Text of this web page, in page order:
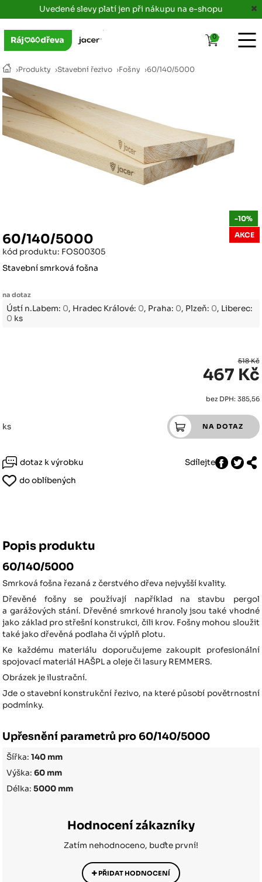
Uvedené slevy platí jen při nákupu na e-shopu
›Produkty ›Stavební řezivo ›Fošny ›60/140/5000
60/140/5000
kód produktu: FOS00305
Stavební smrková fošna
na dotaz
Ústí n.Labem: 0, Hradec Králové: 0, Praha: 0, Plzeň: 0, Liberec:
0 ks
-10%
AKCE
518 Kč
467 Kč
bez DPH: 385,56
ks
dotaz k výrobku
Sdílejte
do oblíbených
Popis produktu
60/140/5000
Smrková fošna řezaná z čerstvého dřeva nejvyšší kvality.
Dřevěné fošny se používají například na stavbu pergol
a garážových stání. Dřevěné smrkové hranoly jsou také vhodné
jako základ pro střešní konstrukci, čili krov. Fošny mohou sloužit
také jako dřevěná podlaha či výplň plotu.
Ke každému materiálu doporučujeme zakoupit profesionální
spojovací materiál HAŠPL a oleje či lasury REMMERS.
Obrázek je ilustrační.
Jde o stavební konstrukční řezivo, na které působí povětrnostní
podmínky.
Upřesnění parametrů pro 60/140/5000
Šířka:140 mm
Výška:60 mm
Délka:5000 mm
Hodnocení zákazníky
Zatím nehodnoceno, buďte první!
PŘIDAT HODNOCENÍ
0